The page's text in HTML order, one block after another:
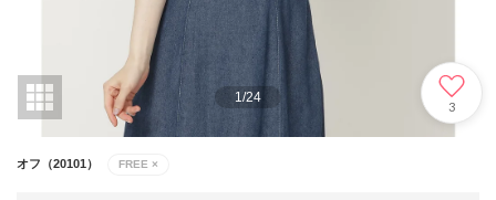
1 /24
3
オフ（20101） FREE ×